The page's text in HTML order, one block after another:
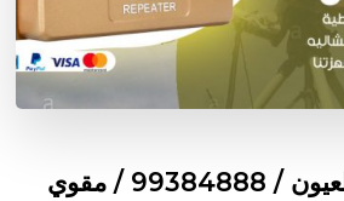
مقوي شبكة 5g العيون / 99384888 / مقوي